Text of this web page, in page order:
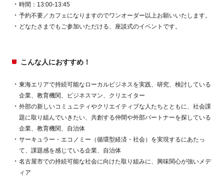
時間：13:00-13:45
予約不要／カフェになりますのでワンオーダー以上お願いいたします。
どなたさまでもご参加いただける、座談式のイベントです。
こんな人におすすめ！
東海エリアで持続可能なローカルビジネスを実践、研究、検討している
企業、教育機関、ビジネスマン、クリエイター
外部の新しいコミュニティやクリエイティブな人たちとともに、社会課
題に取り組んでいきたい、共創する仲間や外部パートナーを探している
企業、教育機関、自治体
サーキュラー・エコノミー（循環型経済・社会）を実現するにあたっ
て、課題感を感じている企業、自治体
名古屋市での持続可能な社会に向けた取り組みに、興味関心が強いメデ
ィア